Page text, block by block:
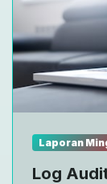
Laporan
Log